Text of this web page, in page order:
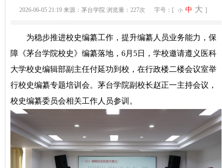
2026-06-05 21:19 来源：茅台学院 浏览量：227次 字号：[ 小 中 大 ]
为稳步推进校史编纂工作，提升编纂人员业务能力，保
障《茅台学院校史》编纂落地，6月5日，学校邀请遵义医科
大学校史编辑部副主任付延功到校，在行政楼二楼会议室举
行校史编纂专题培训会。茅台学院副校长赵正一主持会议，
校史编纂委员会相关工作人员参训。